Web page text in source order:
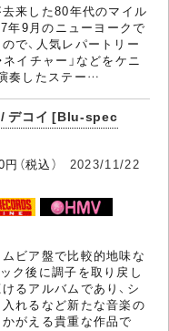
来した80年代のマイル
年9月のニューヨークで
で、人気レパートリー
ネイチャー」などをケニ
奏したステー…
/ デコイ [Blu-spec
（税込） 2023/11/22
ビア盤で比較的地味な
ク後に調子を取り戻し
るアルバムであり、シ
れるなど新たな音楽の
がえる貴重な作品で